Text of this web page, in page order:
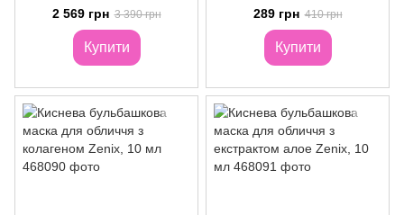
2 569 грн 3 390 грн
Купити
289 грн 410 грн
Купити